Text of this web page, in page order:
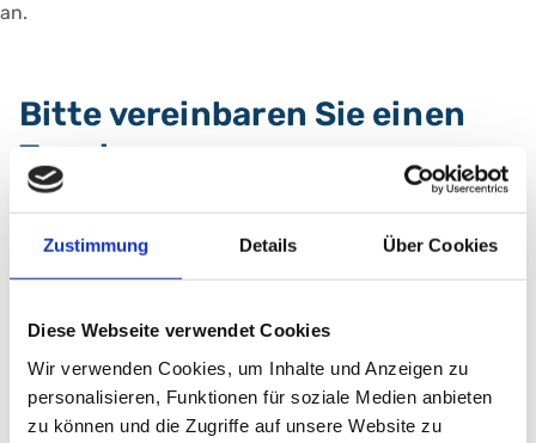
Zustimmung Details Über Cookies
Diese Webseite verwendet Cookies
Wir verwenden Cookies, um Inhalte und Anzeigen zu
personalisieren, Funktionen für soziale Medien anbieten
zu können und die Zugriffe auf unsere Website zu
an.
Bitte vereinbaren Sie einen
Termin
Bitte vereinbaren Sie einen Termin.
E-Mail:kjpambsued@klinikum-nuernberg.de
Fax: +49 (0) 911 398-6955
Adresse